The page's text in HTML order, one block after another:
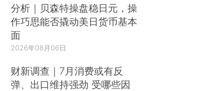
分析｜贝森特操盘稳日元，操
作巧思能否撬动美日货币基本
面
2026年08月06日
财新调查｜7月消费或有反
弹、出口维持强劲 受哪些因